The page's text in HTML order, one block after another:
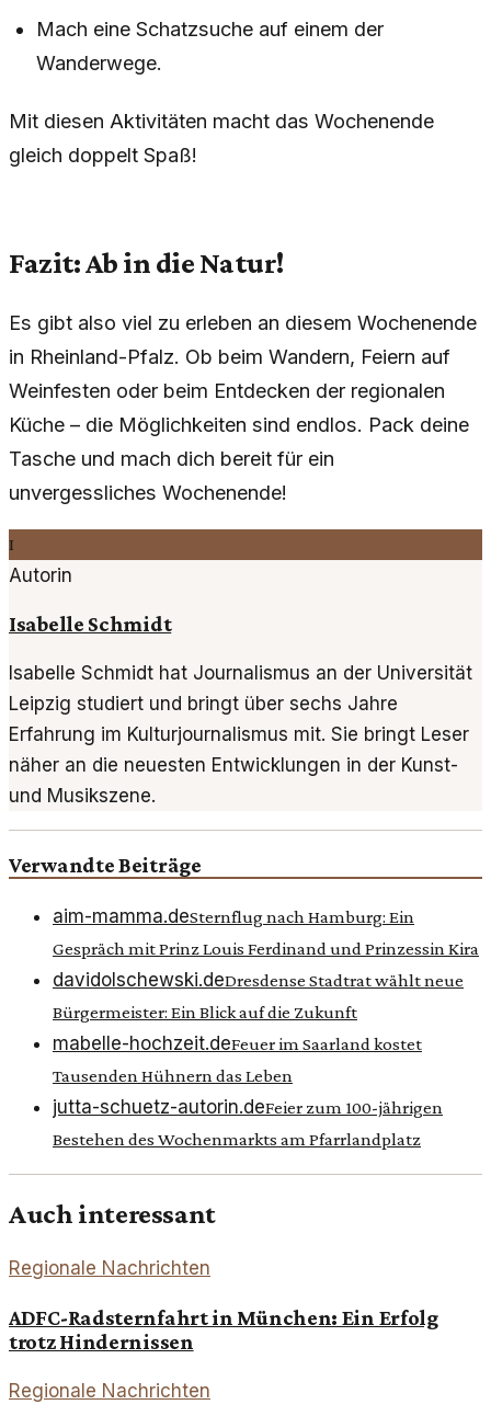
Mach eine Schatzsuche auf einem der
Wanderwege.
Mit diesen Aktivitäten macht das Wochenende
gleich doppelt Spaß!
Fazit: Ab in die Natur!
Es gibt also viel zu erleben an diesem Wochenende
in Rheinland-Pfalz. Ob beim Wandern, Feiern auf
Weinfesten oder beim Entdecken der regionalen
Küche – die Möglichkeiten sind endlos. Pack deine
Tasche und mach dich bereit für ein
unvergessliches Wochenende!
I
Autorin
Isabelle Schmidt
Isabelle Schmidt hat Journalismus an der Universität
Leipzig studiert und bringt über sechs Jahre
Erfahrung im Kulturjournalismus mit. Sie bringt Leser
näher an die neuesten Entwicklungen in der Kunst-
und Musikszene.
Verwandte Beiträge
aim-mamma.deSternflug nach Hamburg: Ein
Gespräch mit Prinz Louis Ferdinand und Prinzessin Kira
davidolschewski.deDresdense Stadtrat wählt neue
Bürgermeister: Ein Blick auf die Zukunft
mabelle-hochzeit.deFeuer im Saarland kostet
Tausenden Hühnern das Leben
jutta-schuetz-autorin.deFeier zum 100-jährigen
Bestehen des Wochenmarkts am Pfarrlandplatz
Auch interessant
Regionale Nachrichten
ADFC-Radsternfahrt in München: Ein Erfolg
trotz Hindernissen
Regionale Nachrichten